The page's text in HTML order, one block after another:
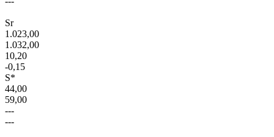
Sr
1.023,00
1.032,00
10,20
-0,15
S*
44,00
59,00
---
---